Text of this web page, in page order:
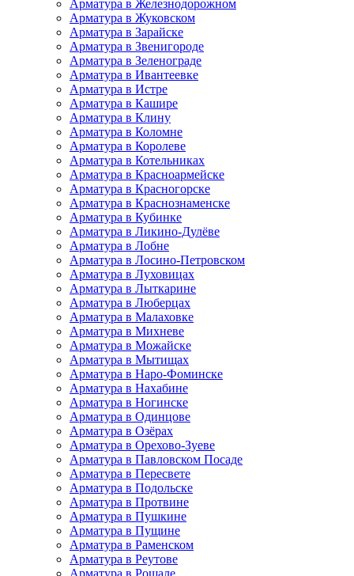
Арматура в Железнодорожном
Арматура в Жуковском
Арматура в Зарайске
Арматура в Звенигороде
Арматура в Зеленограде
Арматура в Ивантеевке
Арматура в Истре
Арматура в Кашире
Арматура в Клину
Арматура в Коломне
Арматура в Королеве
Арматура в Котельниках
Арматура в Красноармейске
Арматура в Красногорске
Арматура в Краснознаменске
Арматура в Кубинке
Арматура в Ликино-Дулёве
Арматура в Лобне
Арматура в Лосино-Петровском
Арматура в Луховицах
Арматура в Лыткарине
Арматура в Люберцах
Арматура в Малаховке
Арматура в Михневе
Арматура в Можайске
Арматура в Мытищах
Арматура в Наро-Фоминске
Арматура в Нахабине
Арматура в Ногинске
Арматура в Одинцове
Арматура в Озёрах
Арматура в Орехово-Зуеве
Арматура в Павловском Посаде
Арматура в Пересвете
Арматура в Подольске
Арматура в Протвине
Арматура в Пушкине
Арматура в Пущине
Арматура в Раменском
Арматура в Реутове
Арматура в Рошале